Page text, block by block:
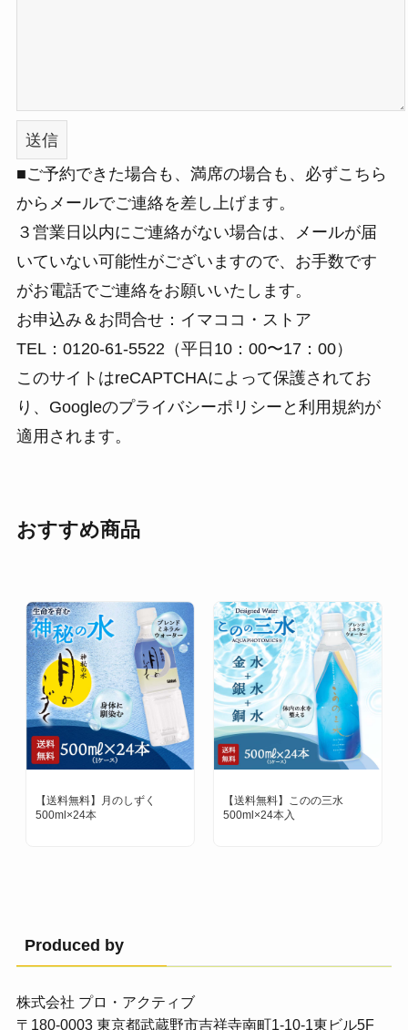
■ご予約できた場合も、満席の場合も、必ずこちら
からメールでご連絡を差し上げます。
３営業日以内にご連絡がない場合は、メールが届
いていない可能性がございますので、お手数です
がお電話でご連絡をお願いいたします。
お申込み＆お問合せ：イマココ・ストア
TEL：0120-61-5522（平日10：00〜17：00）
このサイトはreCAPTCHAによって保護されてお
り、Googleのプライバシーポリシー と 利用規約が
適用されます。
おすすめ商品
【送料無料】月のしずく
500ml×24本
【送料無料】このの三水
500ml×24本入
Produced by
株式会社 プロ・アクティブ
〒180-0003 東京都武蔵野市吉祥寺南町1-10-1東ビル5F